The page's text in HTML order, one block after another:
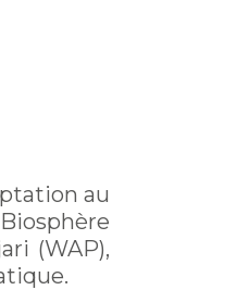
au
(WAP),